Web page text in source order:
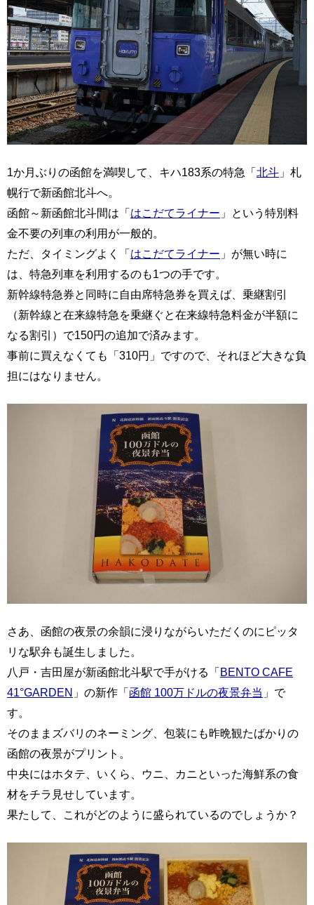
1か月ぶりの函館を満喫して、キハ183系の特急「北斗 」札
幌行で新函館北斗へ。
函館～新函館北斗間は「はこだてライナー 」という特別料
金不要の列車の利用が一般的。
ただ、タイミングよく「はこだてライナー 」が無い時に
は、特急列車を利用するのも1つの手です。
新幹線特急券と同時に自由席特急券を買えば、乗継割引
（新幹線と在来線特急を乗継ぐと在来線特急料金が半額に
なる割引）で150円の追加で済みます。
事前に買えなくても「310円」ですので、それほど大きな負
担にはなりません。
さあ、函館の夜景の余韻に浸りながらいただくのにピッタ
リな駅弁も誕生しました。
八戸・吉田屋が新函館北斗駅で手がける「BENTO CAFE
41°GARDEN 」の新作「函館 100万ドルの夜景弁当 」で
す。
そのままズバリのネーミング、包装にも昨晩観たばかりの
函館の夜景がプリント。
中央にはホタテ、いくら、ウニ、カニといった海鮮系の食
材をチラ見せしています。
果たして、これがどのように盛られているのでしょうか？